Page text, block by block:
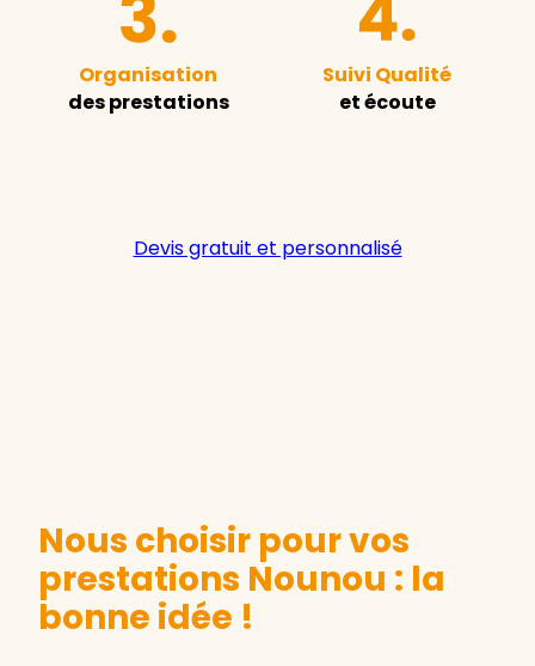
Organisation
des prestations
Suivi Qualité
et écoute
Devis gratuit et personnalisé
Nous choisir pour vos
prestations Nounou : la
bonne idée !